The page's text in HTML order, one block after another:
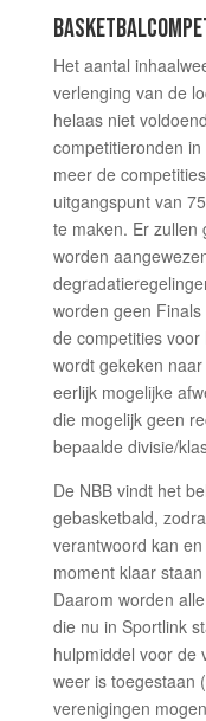
Het aantal
verlenging van de
helaas niet
competitieronden
meer de
uitgangspunt van
te maken. Er zullen
worden
worden geen
de competities
wordt gekeken
eerlijk mogelijke
die mogelijk geen
bepaalde divisie/
De NBB vindt het
gebasketbald,
verantwoord kan
moment klaar
Daarom worden
die nu in Sportlink
hulpmiddel voor de
weer is toegestaan
verenigingen